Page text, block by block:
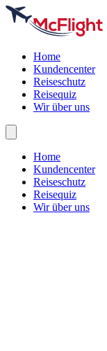
Home
Kundencenter
Reiseschutz
Reisequiz
Wir über uns
Home
Kundencenter
Reiseschutz
Reisequiz
Wir über uns